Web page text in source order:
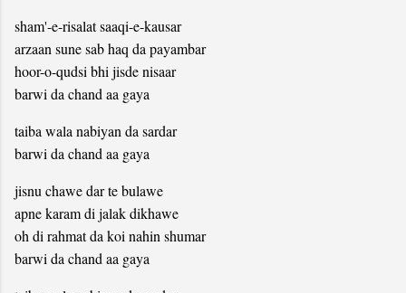
sham'-e-risalat saaqi-e-kausar
arzaan sune sab haq da payambar
hoor-o-qudsi bhi jisde nisaar
barwi da chand aa gaya
taiba wala nabiyan da sardar
barwi da chand aa gaya
jisnu chawe dar te bulawe
apne karam di jalak dikhawe
oh di rahmat da koi nahin shumar
barwi da chand aa gaya